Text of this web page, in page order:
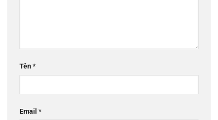
Tên*
Email *